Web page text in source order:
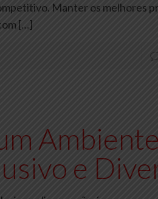
Manter os melhores
[…]
e